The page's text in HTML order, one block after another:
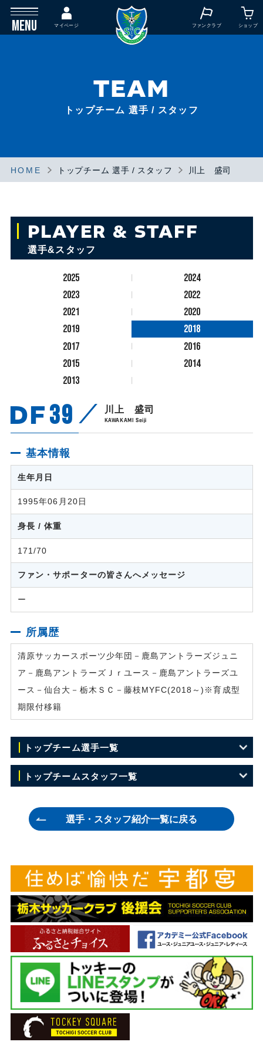
MENU マイページ ファンクラブ ショップ
TEAM
トップチーム 選手 / スタッフ
HOME トップチーム 選手 / スタッフ 川上 盛司
PLAYER & STAFF
選手&スタッフ
2025
2024
2023
2022
2021
2020
2019
2018
2017
2016
2015
2014
2013
DF39 川上 盛司
KAWAKAMI Seiji
基本情報
生年月日
1995年06月20日
身長 / 体重
171/70
ファン・サポーターの皆さんへメッセージ
ー
所属歴
清原サッカースポーツ少年団－鹿島アントラーズジュニ
ア－鹿島アントラーズＪｒユース－鹿島アントラーズユ
ース－仙台大－栃木ＳＣ－藤枝MYFC(2018～)※育成型
期限付移籍
トップチーム選手一覧
GK 1 竹重 安希彦
GK 23 川田 修平
DF 3 西河 翔吾
DF 7 菅 和範
DF 17 福岡 将太
DF 18 坂田 良太
DF 19 服部 康平
DF 20 ディオゴ フェレイラ
DF 22 メンデス
DF 26 夛田 凌輔
トップチームスタッフ一覧
ヘッドコーチ 吉澤 英生
GKコーチ ヘネ・エンリケ・カタリノ
チーフトレーナー 多田 智典
トレーナー 松本 祐太
トレーナー 溝口 徹
通訳 渡辺ブルーノ英男
主務 荒井 厚志
副務 人見 俊輔
選手・スタッフ紹介一覧に戻る